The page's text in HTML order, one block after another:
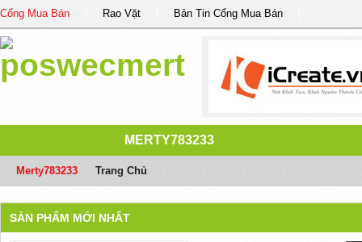
Cổng Mua Bán Rao Vặt Bản Tin Cổng Mua Bán
MERTY783233
Merty783233 Trang Chủ
SẢN PHẨM MỚI NHẤT